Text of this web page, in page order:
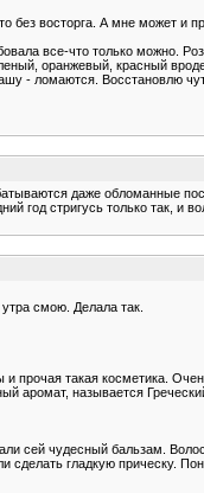
без восторга. А мне может и
все-что только можно.
оранжевый, красный
- ломаются. Восстановлю
даже обломанные
год стригусь только так, и
смою. Делала так.
прочая такая косметика.
аромат, называется
сей чудесный бальзам.
сделать гладкую прическу.